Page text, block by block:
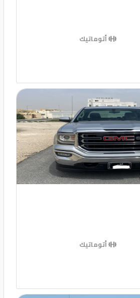
أتوماتيك
أتوماتيك